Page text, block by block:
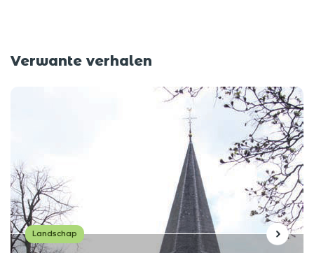
Verwante verhalen
Landschap